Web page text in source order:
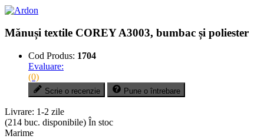
Mănuși textile COREY A3003, bumbac și poliester
Cod Produs: 1704
Evaluare:
(0)
Scrie o recenzie Pune o întrebare
Livrare: 1-2 zile
(214 buc. disponibile) În stoc
Marime